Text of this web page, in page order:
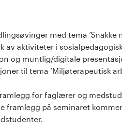
med tema ‘Snakke
av aktiviteter i
og muntlig/digitale
til tema ‘Miljøterapeutisk
for faglærer og
framlegg på seminaret